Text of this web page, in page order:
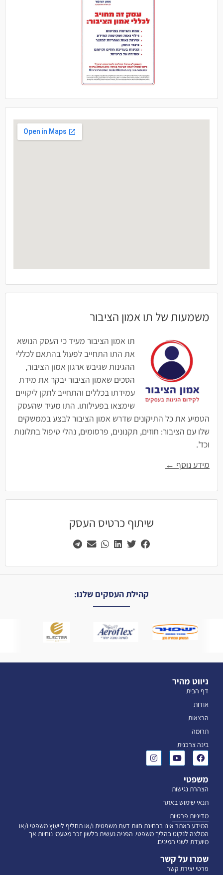
משמעות של תו אמון הציבור
תו אמון הציבור מעיד כי העסק הנושא
את התו התחייב לפעול בהתאם לכללי
ההגינות שגיבש ארגון אמון הציבור,
הסכים שאמון הציבור יבקר את מידת
עמידתו בכללים והתחייב לתקן ליקויים
שימצאו בפעילותו. התו מעיד שהעסק
הטמיע את כל התיקונים שדרש אמון הציבור לבצע בממשקים
שלו עם הציבור: חוזים, תקנונים, פרסומים, נהלי טיפול בתלונות
וכד'.
מידע נוסף ←
שיתוף כרטיס העסק
קהילת העסקים שלנו:
ניווט מהיר
דף הבית
אודות
הרצאות
תרומה
בינה צרכנית
משפטי
הצהרת נגישות
תנאי שימוש באתר
מדיניות פרטיות
המידע באתר אינו בבחינת חוות דעת משפטית ו/או תחליף לייעוץ משפטי ו/או
המלצה לנקוט בהליך משפטי. הפניה נעשית בלשון זכר מטעמי נוחיות אך
מיועדת לשני המינים.
שמרו על קשר
פרטי יצירת קשר